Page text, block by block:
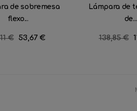
de sobremesa
flexo...
€ Precio
53,67 €
Lámpara de
de...
Precio
138,85 €